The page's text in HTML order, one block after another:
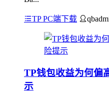
TP PC端下载
TP钱包收益为何偏
示